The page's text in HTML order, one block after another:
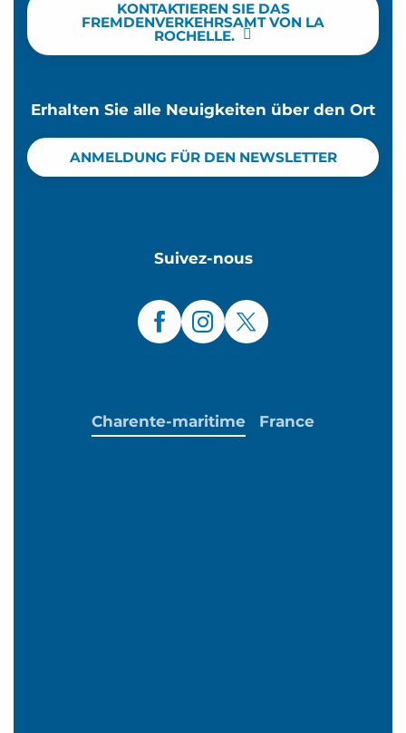
KONTAKTIEREN SIE DAS
FREMDENVERKEHRSAMT VON LA
ROCHELLE.
Erhalten Sie alle Neuigkeiten über den Ort
ANMELDUNG FÜR DEN NEWSLETTER
Suivez-nous
Charente-maritime France